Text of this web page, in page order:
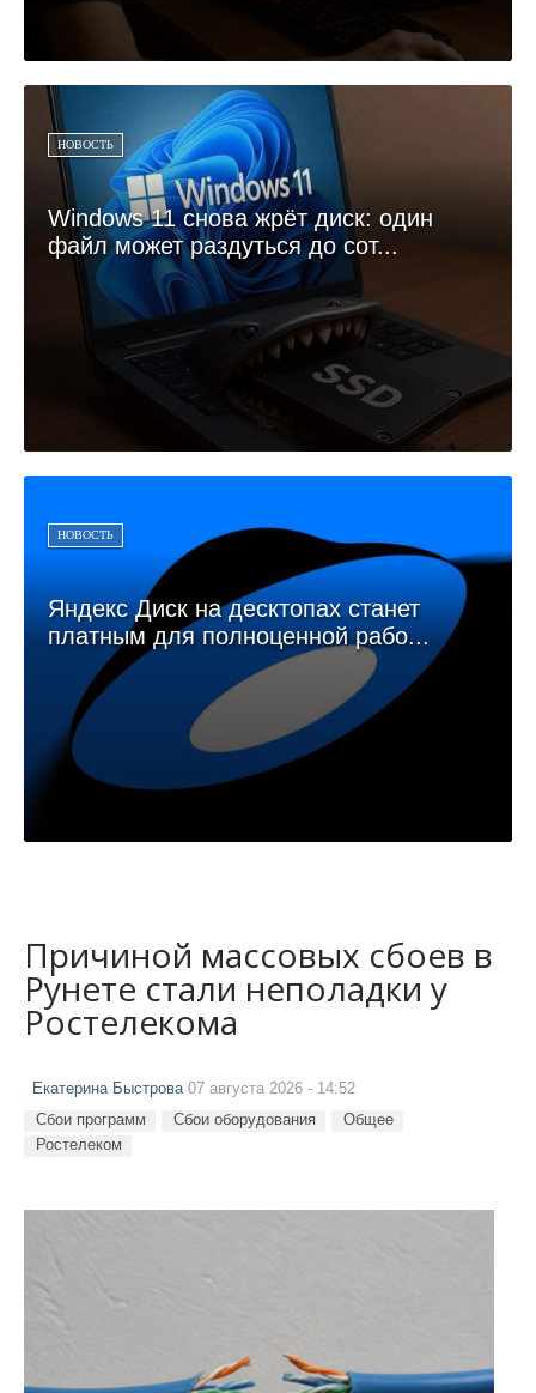
НОВОСТЬ
Windows 11 снова жрёт диск: один
файл может раздуться до сот...
НОВОСТЬ
Яндекс Диск на десктопах станет
платным для полноценной рабо...
Причиной массовых сбоев в
Рунете стали неполадки у
Ростелекома
Екатерина Быстрова 07 августа 2026 - 14:52
Сбои программ Сбои оборудования
Общее
Ростелеком